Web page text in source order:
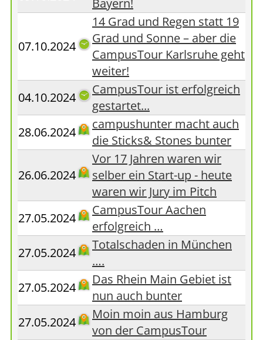
Bayern!
07.10.2024
14 Grad und Regen statt 19
Grad und Sonne – aber die
CampusTour Karlsruhe geht
weiter!
04.10.2024
CampusTour ist erfolgreich
gestartet...
28.06.2024
campushunter macht auch
die Sticks& Stones bunter
26.06.2024
Vor 17 Jahren waren wir
selber ein Start-up - heute
waren wir Jury im Pitch
27.05.2024
CampusTour Aachen
erfolgreich …
27.05.2024
Totalschaden in München
….
27.05.2024
Das Rhein Main Gebiet ist
nun auch bunter
27.05.2024
Moin moin aus Hamburg
von der CampusTour